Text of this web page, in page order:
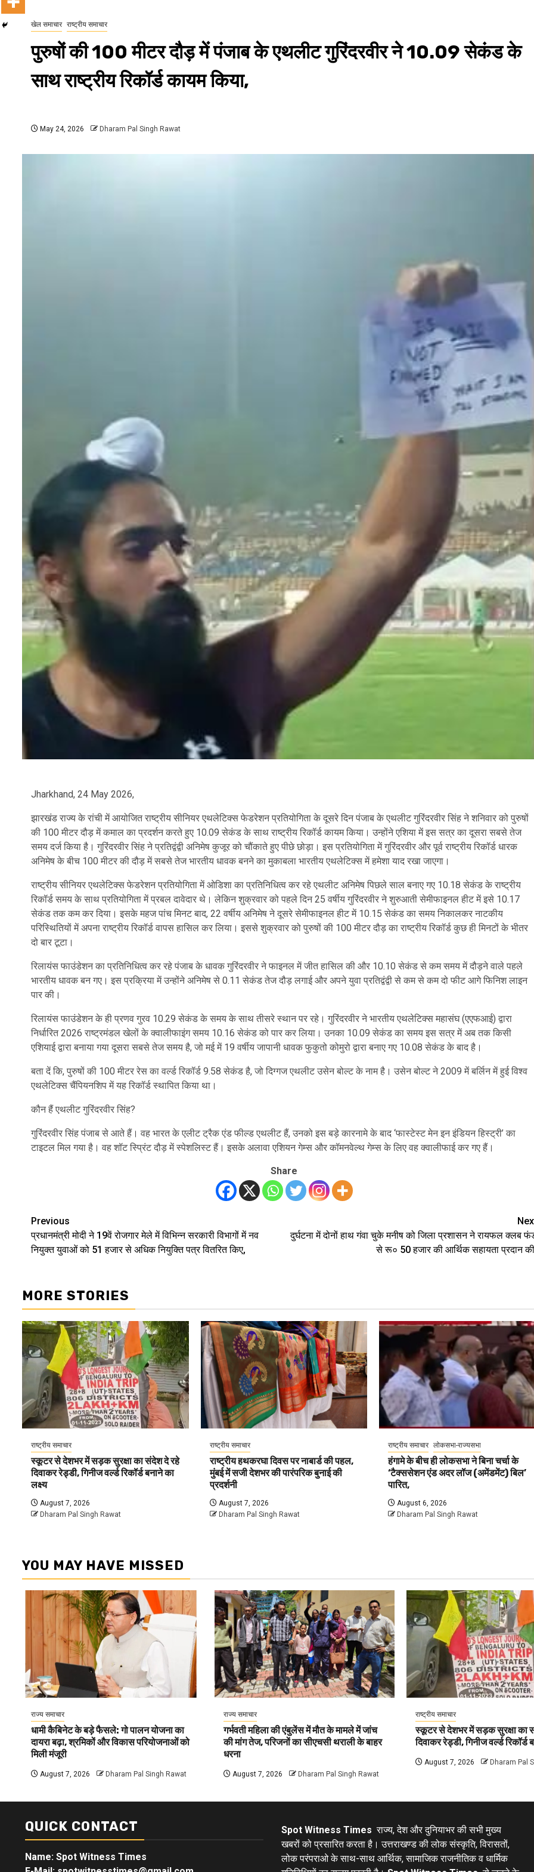
खेल समाचार राष्ट्रीय समाचार
पुरुषों की 100 मीटर दौड़ में पंजाब के एथलीट गुरिंदरवीर ने 10.09 सेकंड के
साथ राष्ट्रीय रिकॉर्ड कायम किया,
May 24, 2026 Dharam Pal Singh Rawat
Jharkhand, 24 May 2026,
झारखंड राज्य के रांची में आयोजित राष्ट्रीय सीनियर एथलेटिक्स फेडरेशन प्रतियोगिता के दूसरे दिन पंजाब के एथलीट गुरिंदरवीर सिंह ने शनिवार को पुरुषों
की 100 मीटर दौड़ में कमाल का प्रदर्शन करते हुए 10.09 सेकंड के साथ राष्ट्रीय रिकॉर्ड कायम किया। उन्होंने एशिया में इस सत्र का दूसरा सबसे तेज
समय दर्ज किया है। गुरिंदरवीर सिंह ने प्रतिद्वंद्वी अनिमेष कुजूर को चौंकाते हुए पीछे छोड़ा। इस प्रतियोगिता में गुरिंदरवीर और पूर्व राष्ट्रीय रिकॉर्ड धारक
अनिमेष के बीच 100 मीटर की दौड़ में सबसे तेज भारतीय धावक बनने का मुकाबला भारतीय एथलेटिक्स में हमेशा याद रखा जाएगा।
राष्ट्रीय सीनियर एथलेटिक्स फेडरेशन प्रतियोगिता में ओडिशा का प्रतिनिधित्व कर रहे एथलीट अनिमेष पिछले साल बनाए गए 10.18 सेकंड के राष्ट्रीय
रिकॉर्ड समय के साथ प्रतियोगिता में प्रबल दावेदार थे। लेकिन शुक्रवार को पहले दिन 25 वर्षीय गुरिंदरवीर ने शुरुआती सेमीफाइनल हीट में इसे 10.17
सेकंड तक कम कर दिया। इसके महज पांच मिनट बाद, 22 वर्षीय अनिमेष ने दूसरे सेमीफाइनल हीट में 10.15 सेकंड का समय निकालकर नाटकीय
परिस्थितियों में अपना राष्ट्रीय रिकॉर्ड वापस हासिल कर लिया। इससे शुक्रवार को पुरुषों की 100 मीटर दौड़ का राष्ट्रीय रिकॉर्ड कुछ ही मिनटों के भीतर
दो बार टूटा।
रिलायंस फाउंडेशन का प्रतिनिधित्व कर रहे पंजाब के धावक गुरिंदरवीर ने फाइनल में जीत हासिल की और 10.10 सेकंड से कम समय में दौड़ने वाले पहले
भारतीय धावक बन गए। इस प्रक्रिया में उन्होंने अनिमेष से 0.11 सेकंड तेज दौड़ लगाई और अपने युवा प्रतिद्वंद्वी से कम से कम दो फीट आगे फिनिश लाइन
पार की।
रिलायंस फाउंडेशन के ही प्रणव गुरव 10.29 सेकंड के समय के साथ तीसरे स्थान पर रहे। गुरिंदरवीर ने भारतीय एथलेटिक्स महासंघ (एएफआई) द्वारा
निर्धारित 2026 राष्ट्रमंडल खेलों के क्वालीफाइंग समय 10.16 सेकंड को पार कर लिया। उनका 10.09 सेकंड का समय इस सत्र में अब तक किसी
एशियाई द्वारा बनाया गया दूसरा सबसे तेज समय है, जो मई में 19 वर्षीय जापानी धावक फुकुतो कोमुरो द्वारा बनाए गए 10.08 सेकंड के बाद है।
बता दें कि, पुरुषों की 100 मीटर रेस का वर्ल्ड रिकॉर्ड 9.58 सेकंड है, जो दिग्गज एथलीट उसेन बोल्ट के नाम है। उसेन बोल्ट ने 2009 में बर्लिन में हुई विश्व
एथलेटिक्स चैंपियनशिप में यह रिकॉर्ड स्थापित किया था।
कौन हैं एथलीट गुरिंदरवीर सिंह?
गुरिंदरवीर सिंह पंजाब से आते हैं। वह भारत के एलीट ट्रैक एंड फील्ड एथलीट हैं, उनको इस बड़े कारनामे के बाद ‘फास्टेस्ट मेन इन इंडियन हिस्ट्री’ का
टाइटल मिल गया है। वह शॉट स्प्रिंट दौड़ में स्पेशलिस्ट हैं। इसके अलावा एशियन गेम्स और कॉमनवेल्थ गेम्स के लिए वह क्वालीफाई कर गए हैं।
Share
Post
navigation
Previous
प्रधानमंत्री मोदी ने 19वें रोजगार मेले में विभिन्न सरकारी विभागों में नव
नियुक्त युवाओं को 51 हजार से अधिक नियुक्ति पत्र वितरित किए,
दुर्घटना में दोनों हाथ गंवा चुके मनीष को जिला प्रशासन ने रायफल क्लब
से रू० 50 हजार की आर्थिक सहायता प्रदान
MORE STORIES
राष्ट्रीय समाचार
स्कूटर से देशभर में सड़क सुरक्षा का संदेश दे रहे
दिवाकर रेड्डी, गिनीज वर्ल्ड रिकॉर्ड बनाने का
लक्ष्य
August 7, 2026
Dharam Pal Singh Rawat
राष्ट्रीय समाचार
राष्ट्रीय हथकरघा दिवस पर नाबार्ड की पहल,
मुंबई में सजी देशभर की पारंपरिक बुनाई की
प्रदर्शनी
August 7, 2026
Dharam Pal Singh Rawat
राष्ट्रीय समाचार लोकसभा-राज्यसभा
हंगामे के बीच ही लोकसभा ने बिना चर्चा के
‘टैक्ससेशन एंड अदर लॉज (अमेंडमेंट) बिल’
पारित,
August 6, 2026
Dharam Pal Singh Rawat
YOU MAY HAVE MISSED
राज्य समाचार
धामी कैबिनेट के बड़े फैसले: गो पालन योजना का
दायरा बढ़ा, श्रमिकों और विकास परियोजनाओं को
मिली मंजूरी
August 7, 2026 Dharam Pal Singh Rawat
राज्य समाचार
गर्भवती महिला की एंबुलेंस में मौत के मामले में जांच
की मांग तेज, परिजनों का सीएचसी थराली के बाहर
धरना
August 7, 2026 Dharam Pal Singh Rawat
राष्ट्रीय समाचार
स्कूटर से देशभर में सड़क सुरक्षा का
दिवाकर रेड्डी, गिनीज वर्ल्ड रिकॉर्ड
August 7, 2026 Dharam Pal
QUICK CONTACT
Name: Spot Witness Times
Spot Witness Times राज्य, देश और दुनियाभर की सभी मुख्य
खबरों को प्रसारित करता है। उत्तराखण्ड की लोक संस्कृति, विरासतों,
लोक परंपराओ के साथ-साथ आर्थिक, सामाजिक राजनीतिक व धार्मिक